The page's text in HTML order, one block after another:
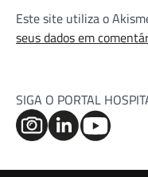
Este site utiliza o
seus dados em
SIGA O PORTAL